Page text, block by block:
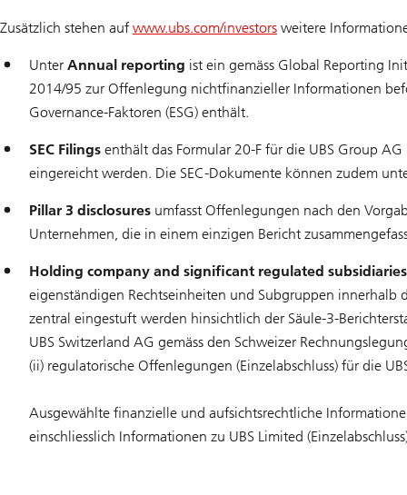
Zusätzlich stehen auf www.ubs.com/investors weitere
Unter Annual reporting ist ein gemäss Global Reporting
2014/95 zur Offenlegung nichtfinanzieller Informationen
Governance-Faktoren (ESG) enthält.
SEC Filings enthält das Formular 20-F für die UBS Group
eingereicht werden. Die SEC-Dokumente können zudem
Pillar 3 disclosures umfasst Offenlegungen nach den
Unternehmen, die in einem einzigen Bericht
Holding company and significant regulated
eigenständigen Rechtseinheiten und Subgruppen innerhalb
zentral eingestuft werden hinsichtlich der Säule-3-
UBS Switzerland AG gemäss den Schweizer
(ii) regulatorische Offenlegungen (Einzelabschluss) für die
Ausgewählte finanzielle und aufsichtsrechtliche
einschliesslich Informationen zu UBS Limited